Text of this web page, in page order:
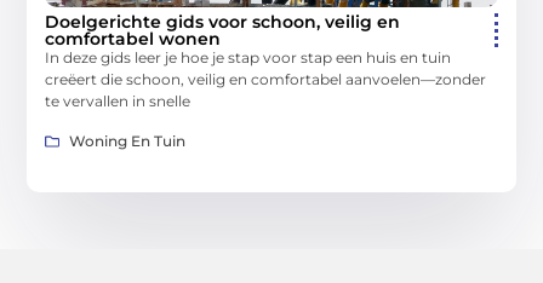
Doelgerichte gids voor schoon, veilig en
comfortabel wonen
In deze gids leer je hoe je stap voor stap een huis en tuin
creëert die schoon, veilig en comfortabel aanvoelen—zonder
te vervallen in snelle
Woning En Tuin